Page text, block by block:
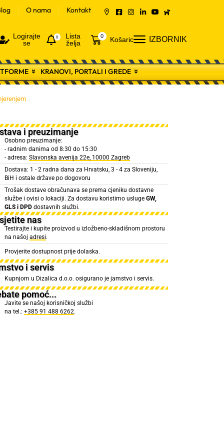
O nama Kontakt
Logirajte
se
0
Lista
želja
0 Košarica IZBORNIK
KRANOVI, PORTALI I GREDE
i preuzimanje
Osobno preuzimanje:
- radnim danima od 8:30 do 15:30
- adresa: Slavonska avenija 22e, 10000 Zagreb
Dostava: 1 - 2 radna dana za Hrvatsku, 3 - 4 za Sloveniju,
BiH i ostale države po dogovoru
Trošak dostave obračunava se prema cjeniku dostavne
službe i ovisi o lokaciji. Za dostavu koristimo usluge GW,
GLS i DPDdostavnih službi.
nas
Testirajte i kupite proizvod u izložbeno-skladišnom prostoru
na našoj adresi.
Provjerite dostupnost prije dolaska.
i servis
Kupnjom u Dizalica d.o.o. osigurano je jamstvo i servis.
pomoć...
Javite se našoj korisničkoj službi
na tel.: +385 91 488 6262.